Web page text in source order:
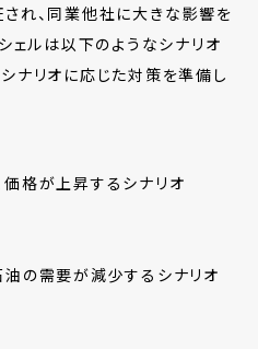
れ、同業他社に大きな影響を
ェルは以下のようなシナリオ
ナリオに応じた対策を準備し
格が上昇するシナリオ
の需要が減少するシナリオ